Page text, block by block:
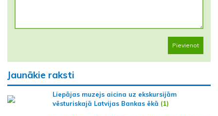
Pievienot
Jaunākie raksti
Liepājas muzejs aicina uz ekskursijām
vēsturiskajā Latvijas Bankas ēkā (1)